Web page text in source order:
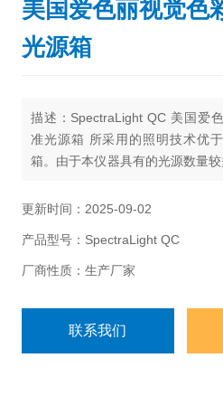
美国爱色丽视觉色
光源箱
描述：SpectraLight QC 美国爱
准光源箱 所采用的照明技术优
箱。由于本仪器具有的光源数量
TL83 和 TL84 之间的任何组合）
荧光灯照度的实时数字输出，并
以满足行业标准
更新时间：2025-09-02
产品型号：SpectraLight QC
厂商性质：生产厂家
联系我们